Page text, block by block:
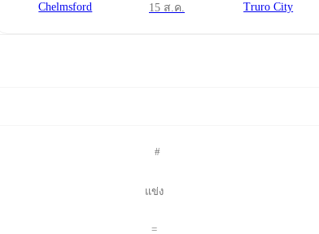
Chelmsford 15 ส.ค. Truro City
#
แข่ง
=